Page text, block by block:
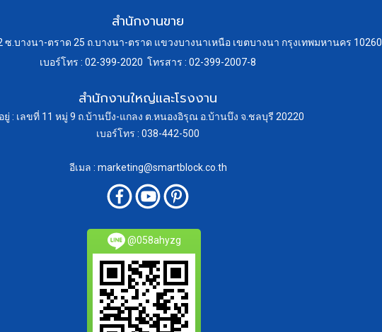
สำนักงานขาย
ซ.บางนา-ตราด 25 ถ.บางนา-ตราด แขวงบางนาเหนือ เขตบางนา กรุงเทพมหานคร 10260
เบอร์โทร : 02-399-2020 โทรสาร : 02-399-2007-8
สำนักงานใหญ่และโรงงาน
ยู่ : เลขที่ 11 หมู่ 9 ถ.บ้านบึง-แกลง ต.หนองอิรุณ อ.บ้านบึง จ.ชลบุรี 20220
เบอร์โทร : 038-442-500
อีเมล : marketing@smartblock.co.th
@058ahyzg